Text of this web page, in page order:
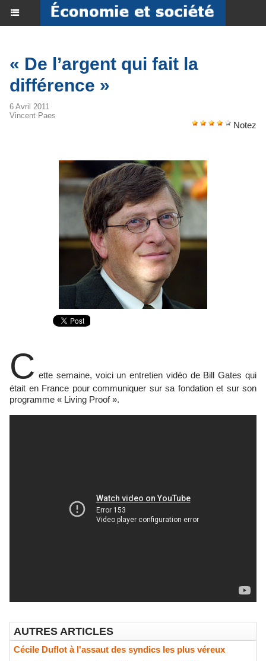
« De l’argent qui fait la
différence »
6 Avril 2011
Vincent Paes
Notez
C ette semaine, voici un entretien vidéo de Bill Gates qui
était en France pour communiquer sur sa fondation et sur son
programme « Living Proof ».
AUTRES ARTICLES
Cécile Duflot à l'assaut des syndics les plus véreux